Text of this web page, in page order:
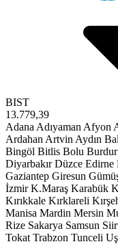
BIST
13.779,39
Adana Adıyaman Afyon
Ardahan Artvin Aydın
Bingöl Bitlis Bolu Burdur
Diyarbakır Düzce Edirne
Gaziantep Giresun
İzmir K.Maraş Karabük
Kırıkkale Kırklareli
Manisa Mardin Mersin
Rize Sakarya Samsun
Tokat Trabzon Tunceli